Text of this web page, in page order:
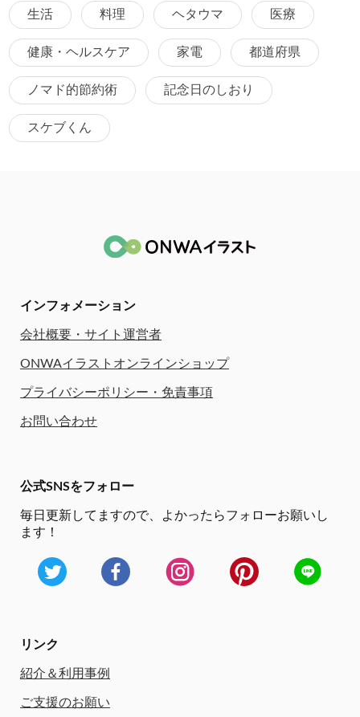
生活 料理 ヘタウマ 医療
健康・ヘルスケア 家電 都道府県
ノマド的節約術 記念日のしおり
スケブくん
インフォメーション
会社概要・サイト運営者
ONWAイラストオンラインショップ
プライバシーポリシー・免責事項
お問い合わせ
公式SNSをフォロー
毎日更新してますので、
よかったらフォローお願いし
ます！
リンク
紹介＆利用事例
ご支援のお願い